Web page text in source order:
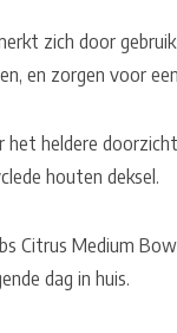
zich door
en zorgen voor
het heldere
houten deksel.
Citrus Medium
dag in huis.